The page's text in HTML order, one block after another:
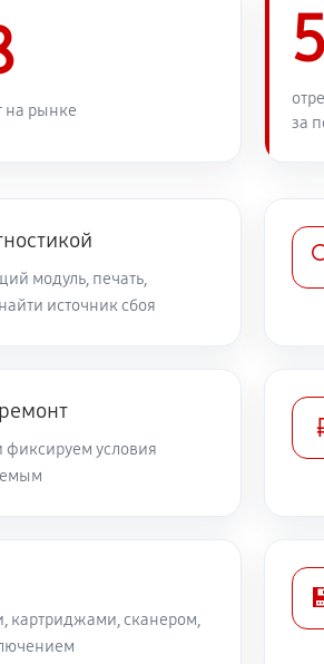
на рынке
за
модуль, печать,
источник сбоя
фиксируем условия
картриджами, сканером,